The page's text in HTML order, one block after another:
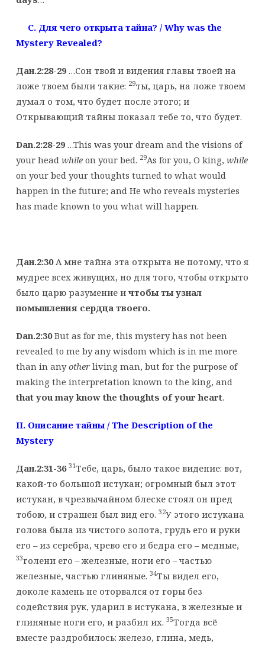
C. Длячего открыта тайна? / Why was the
Mystery Revealed?
Дан.2:28-29…Сон твой и видения главы твоей на
ложе твоем были такие: 29ты, царь, на ложе твоем
думал о том, что будет после этого; и
Открывающий тайны показал тебе то, что будет.
Dan.2:28-29…This was your dream and the visions of
your head whileon your bed. 29As for you, O king, while
on your bed your thoughts turned to what would
happen in the future; and He who reveals mysteries
has made known to you what will happen.
Дан.2:30А мне тайна эта открыта не потому, что я
мудрее всех живущих, но для того, чтобы открыто
было царю разумение и чтобы ты узнал
помышления сердца твоего.
Dan.2:30But as for me, this mystery has not been
revealed to me by any wisdom which is in me more
than in anyotherliving man, but for the purpose of
making the interpretation known to the king, and
that you may know the thoughts of your heart.
II. Описаниетайны/ The Description of the
Mystery
Дан.2:31-36 31Тебе, царь, было такое видение: вот,
какой-то большой истукан; огромный был этот
истукан, в чрезвычайном блеске стоял он пред
тобою, и страшен был вид его. 32У этого истукана
голова была из чистого золота, грудь его и руки
его – из серебра, чрево его и бедра его – медные,
33голени его – железные, ноги его – частью
железные, частью глиняные. 34Ты видел его,
доколе камень не оторвался от горы без
содействия рук, ударил в истукана, в железные и
глиняные ноги его, и разбил их. 35Тогда всё
вместе раздробилось: железо, глина, медь,